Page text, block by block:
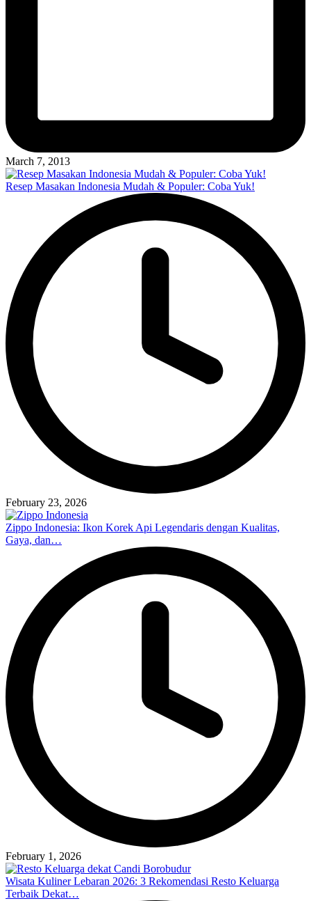
March 7, 2013
Resep Masakan Indonesia Mudah & Populer: Coba Yuk!
February 23, 2026
Zippo Indonesia: Ikon Korek Api Legendaris dengan Kualitas,
Gaya, dan…
February 1, 2026
Wisata Kuliner Lebaran 2026: 3 Rekomendasi Resto Keluarga
Terbaik Dekat…